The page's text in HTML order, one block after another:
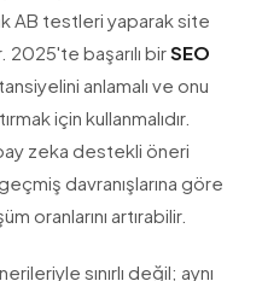
AB testleri yaparak site
başarılı birSEO
anlamalı ve onu
için kullanmalıdır.
zeka destekli öneri
davranışlarına göre
oranlarını artırabilir.
sınırlı değil; aynı